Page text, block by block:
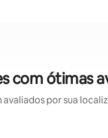
com ótimas
por sua